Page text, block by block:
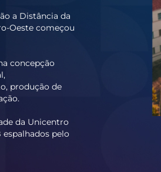
a Distância da
Oeste começou
concepção
produção de
da Unicentro
pelo